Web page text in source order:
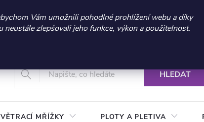
sleva 300 Kč při nákupu nad 3.000 Kč | Platnost do
Vám umožnili pohodlné prohlížení webu a díky
neustále zlepšovali jeho funkce, výkon a použitelnost.
+420 604 269 200
Vrácení a reklamace zboží Podmínky ochrany osobních údajů
HLEDAT
VĚTRACÍ MŘÍŽKY PLOTY A PLETIVA